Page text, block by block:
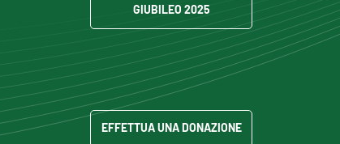
GIUBILEO 2025
EFFETTUA UNA DONAZIONE